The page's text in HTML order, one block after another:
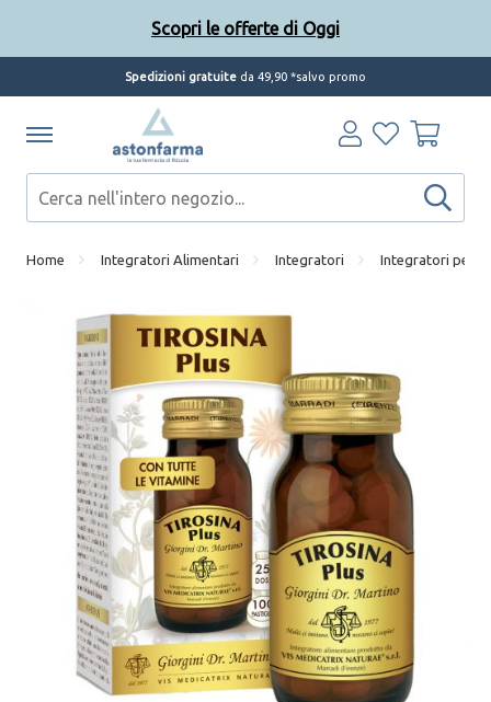
Spedizioni gratuite da 49,90 *salvo promo
Home Integratori Alimentari Integratori Integratori per
Scopri le offerte di Oggi